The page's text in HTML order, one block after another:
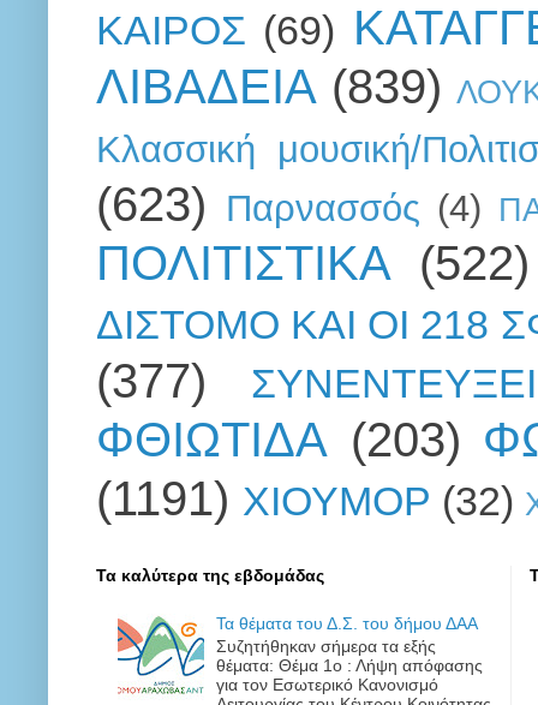
ΚΑΙΡΟΣ (69)
ΛΙΒΑΔΕΙΑ (839)
Κλασσική μουσική/
(623) Παρνασσός (4)
ΠΟΛΙΤΙΣΤΙΚΑ (522)
ΔΙΣΤΟΜΟ ΚΑΙ ΟΙ 218
(377)
ΦΘΙΩΤΙΔΑ (203)
(1191) ΧΙΟΥΜΟΡ (32)
Τα καλύτερα της εβδομάδας
Τα θέματα του Δ.Σ. του δήμου ΔΑΑ
Συζητήθηκαν σήμερα τα εξής
θέματα: Θέμα 1ο : Λήψη απόφασης
για τον Εσωτερικό Κανονισμό